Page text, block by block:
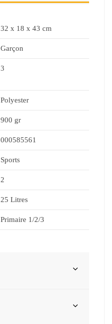
32 x 18 x 43 cm
Garçon
3
Polyester
900 gr
000585561
Sports
2
25 Litres
Primaire 1/2/3